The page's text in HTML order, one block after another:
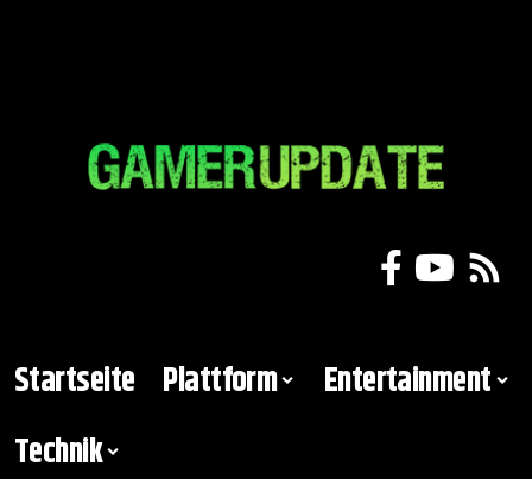
Startseite Plattform
Entertainment
Technik